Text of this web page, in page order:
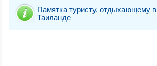
Памятка туристу, отдыхающему в
Таиланде